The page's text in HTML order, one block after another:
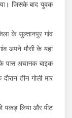
जिसके बाद युवक
के सुल्तानपुर गांव
अपने मौसी के यहां
पास अचानक बाइक
तीन गोली मार
पकड़ लिया और पीट